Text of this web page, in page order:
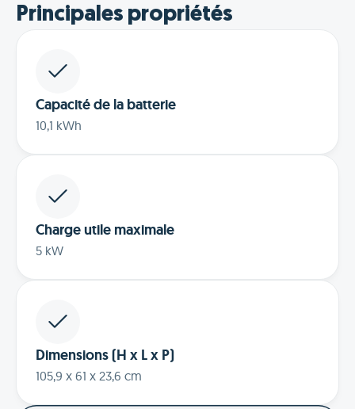
Principales propriétés
Capacité de la batterie
10,1 kWh
Charge utile maximale
5 kW
Dimensions (H x L x P)
105,9 x 61 x 23,6 cm